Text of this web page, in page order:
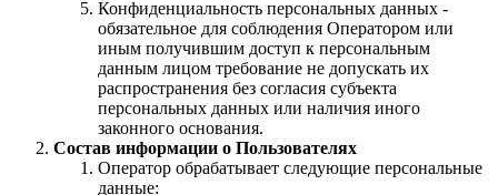
Конфиденциальность персональных данных -
обязательное для соблюдения Оператором или
иным получившим доступ к персональным
данным лицом требование не допускать их
распространения без согласия субъекта
персональных данных или наличия иного
законного основания.
Состав информации о Пользователях
Оператор обрабатывает следующие персональные
данные: